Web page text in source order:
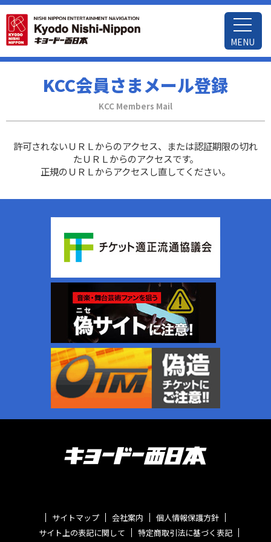
MENU
KCC会員さまメール登録
KCC Members Mail
許可されないＵＲＬからのアクセス、または認証期限の切れ
たＵＲＬからのアクセスです。
正規のＵＲＬからアクセスし直してください。
サイトマップ 会社案内
個人情報保護方針
サイト上の表記に関して
特定商取引法に基づく表記